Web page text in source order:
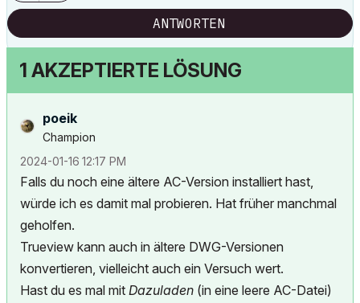
ANTWORTEN
1 AKZEPTIERTE LÖSUNG
poeik
Champion
‎2024-01-16 12:17 PM
Falls du noch eine ältere AC-Version installiert hast,
würde ich es damit mal probieren. Hat früher manchmal
geholfen.
Trueview kann auch in ältere DWG-Versionen
konvertieren, vielleicht auch ein Versuch wert.
Hast du es mal mit Dazuladen (in eine leere AC-Datei)